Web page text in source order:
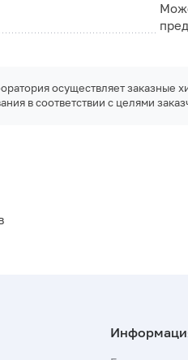
осуществляет заказные
в соответствии с целями